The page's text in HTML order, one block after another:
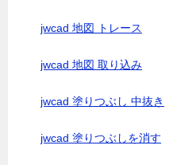
jwcad 地図 トレース
jwcad 地図 取り込み
jwcad 塗りつぶし 中抜き
jwcad 塗りつぶしを消す